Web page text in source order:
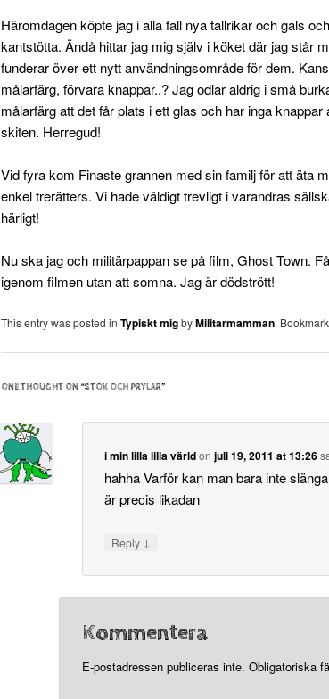
Häromdagen köpte jag i alla fall nya tallrikar och gals
kantstötta. Ändå hittar jag mig själv i köket där jag står
funderar över ett nytt användningsområde för dem.
målarfärg, förvara knappar..? Jag odlar aldrig i små
målarfärg att det får plats i ett glas och har inga
skiten. Herregud!
Vid fyra kom Finaste grannen med sin familj för att äta
enkel trerätters. Vi hade väldigt trevligt i varandras
härligt!
Nu ska jag och militärpappan se på film, Ghost Town.
igenom filmen utan att somna. Jag är dödstrött!
This entry was posted in Typiskt migbyMilitarmamman.
ONE THOUGHT ON “STÖK OCH PRYLAR”
i min lilla lilla världonjuli 19, 2011 at 13:26
hahha Varför kan man bara inte
är precis likadan
Reply ↓
Kommentera
E-postadressen publiceras inte. Obligatoriska